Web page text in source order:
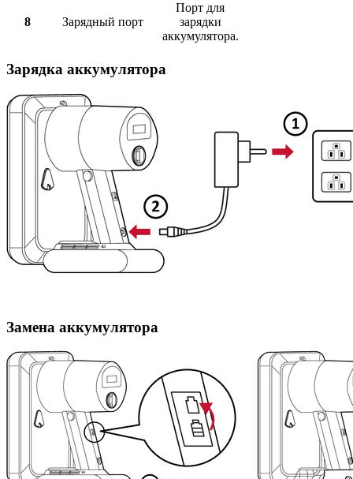
8 Зарядный порт
Порт для
зарядки
аккумулятора.
Зарядка аккумулятора
Замена аккумулятора